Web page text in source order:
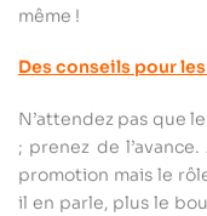
même !
Des conseils pour
N’attendez pas que
; prenez de
promotion mais le
il en parle, plus le